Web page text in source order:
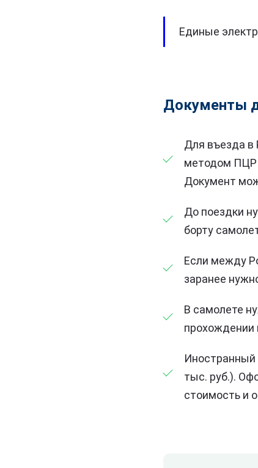
Единые
Документы
Для въезда в
методом ПЦР
Документ
До поездки
борту
Если между
заранее
В самолете
прохождении
тыс. руб.).
стоимость и